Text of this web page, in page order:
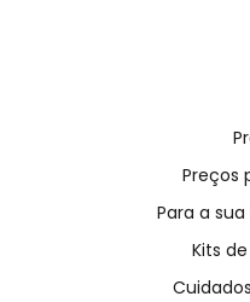
Preços
Para a
Kits